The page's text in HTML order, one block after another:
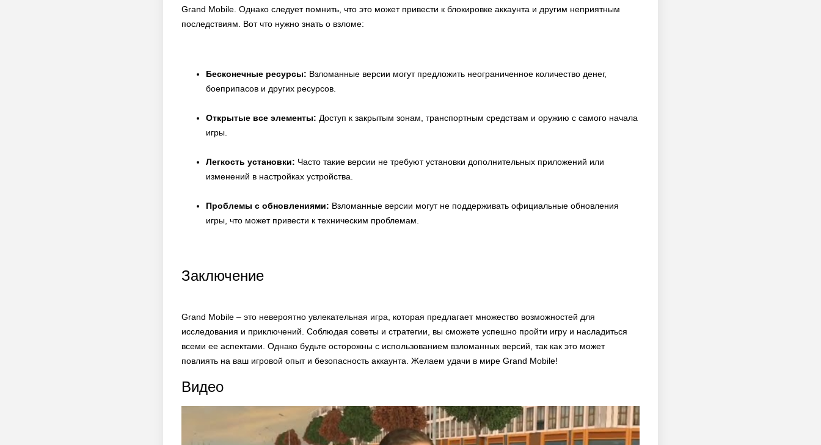
Grand Mobile. Однако следует помнить, что это может привести к блокировке аккаунта и другим неприятным
последствиям. Вот что нужно знать о взломе:
Бесконечные ресурсы: Взломанные версии могут предложить неограниченное количество денег,
боеприпасов и других ресурсов.
Открытые все элементы: Доступ к закрытым зонам, транспортным средствам и оружию с самого начала
игры.
Легкость установки: Часто такие версии не требуют установки дополнительных приложений или
изменений в настройках устройства.
Проблемы с обновлениями: Взломанные версии могут не поддерживать официальные обновления
игры, что может привести к техническим проблемам.
Заключение
Grand Mobile – это невероятно увлекательная игра, которая предлагает множество возможностей для
исследования и приключений. Соблюдая советы и стратегии, вы сможете успешно пройти игру и насладиться
всеми ее аспектами. Однако будьте осторожны с использованием взломанных версий, так как это может
повлиять на ваш игровой опыт и безопасность аккаунта. Желаем удачи в мире Grand Mobile!
Видео